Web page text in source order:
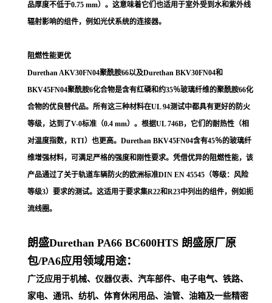
品厚度不低于0.75 mm）。这意味着它们也适用于室外受到水和紫外线
辐射影响的组件，例如光伏系统的连接器。
阻燃性能更优
Durethan AKV30FN04聚酰胺66以及Durethan BKV30FN04和
BKV45FN04聚酰胺6化合物是含有红磷和约35％玻璃纤维的聚酰胺66化
合物的优良替代品。所有这三种材料在UL 94测试中都具有更好的防火
等级，达到了V-0标准（0.4 mm）。根据UL 746B，它们的耐热性（相
对温度指数，RTI）也更高。Durethan BKV45FN04含有45％的玻璃纤
维增强材料，可满足严格的强度和刚性要求。凭借优异的阻燃性能，该
产品通过了关于轨道车辆防火的欧洲标准DIN EN 45545（等级：风险
等级3）要求的测试。这适用于要求集R22和R23中列出的组件，例如扼
流线圈。
朗盛Durethan PA66 BC600HTS 朗盛原厂原
包/PA6应用领域用途：
广泛应用于机械、仪器仪表、汽车部件、电子电气、铁路、
家电、通讯、纺机、体育休闲用品、油管、油箱及一些精密